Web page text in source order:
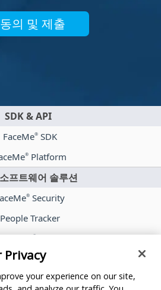
동의 및 제출
SDK & API
FaceMe®SDK
®Platform
프트웨어 솔루션
® Security
People Tracker
FaceMe®eKYC
이스 스터디
기사
Privacy
your experience on our site,